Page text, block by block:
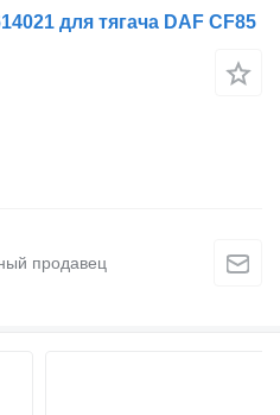
для тягача DAF CF85